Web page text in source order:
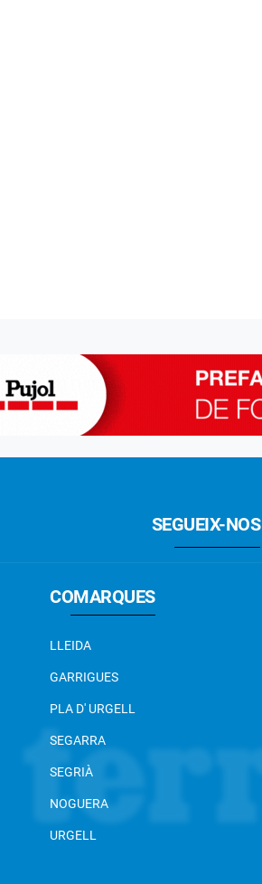
SEGUEIX-NOS
COMARQUES
LLEIDA
GARRIGUES
PLA D' URGELL
SEGARRA
SEGRIÀ
NOGUERA
URGELL